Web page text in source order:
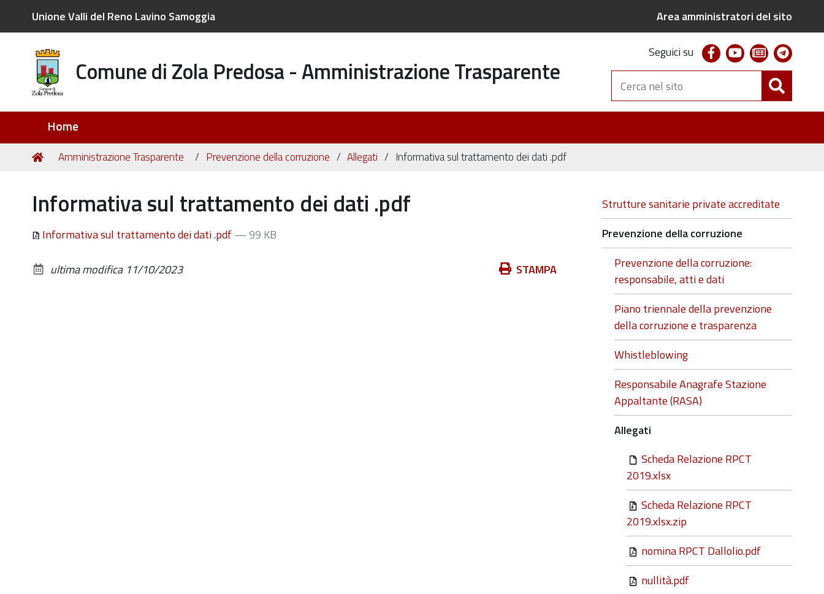
Unione Valli del Reno Lavino Samoggia Area amministratori del sito
Comune di Zola Predosa - Amministrazione Trasparente
Seguici su facebookyoutubenewsletter
Cerca
nel
sito
Home
Tu
Home
Amministrazione Trasparente Prevenzione della corruzione Allegati Informativa sul trattamento dei dati .pdf
Informativa sul trattamento dei dati .pdf
Informativa sul trattamento dei dati .pdf— 99 KB
Azioni STAMPA
ultima modifica 11/10/2023
Navigazione
Strutture sanitarie private accreditate
Prevenzione della corruzione
Prevenzione della corruzione:
responsabile, atti e dati
Piano triennale della prevenzione
della corruzione e trasparenza
Whistleblowing
Responsabile Anagrafe Stazione
Appaltante (RASA)
Allegati
Scheda Relazione RPCT
2019.xlsx
Scheda Relazione RPCT
2019.xlsx.zip
nomina RPCT Dallolio.pdf
nullità.pdf